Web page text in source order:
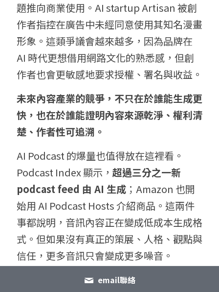
題推向商業使用。AI startup Artisan 被創
作者指控在廣告中未經同意使用其知名漫畫
形象。這類爭議會越來越多，因為品牌在
AI 時代更想借用網路文化的熟悉感，但創
作者也會更敏感地要求授權、署名與收益。
未來內容產業的競爭，不只在於誰能生成更
快，也在於誰能證明內容來源乾淨、權利清
楚、作者性可追溯。
AI Podcast 的爆量也值得放在這裡看。
Podcast Index 顯示， 超過三分之一新
podcast feed 由 AI 生成 ；Amazon 也開
始用 AI Podcast Hosts 介紹商品。這兩件
事都說明，音訊內容正在變成低成本生成格
式。但如果沒有真正的策展、人格、觀點與
信任，更多音訊只會變成更多噪音。
Z世代反而有人靠手寫信件訂閱賺到收入，
email聯絡